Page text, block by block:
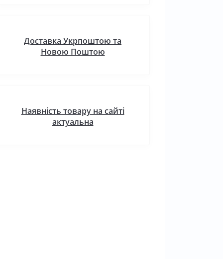
Доставка Укрпоштою та
Новою Поштою
Наявність товару на сайті
актуальна